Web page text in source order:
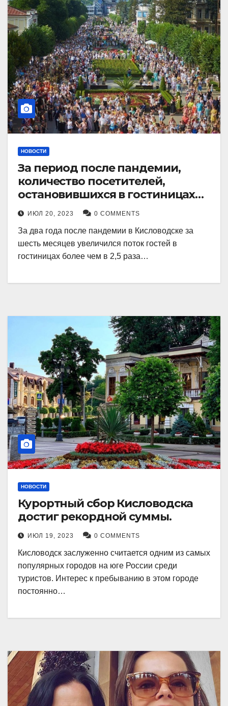
НОВОСТИ
За период после пандемии,
количество посетителей,
остановившихся в гостиницах
Кисловодска, выросло в 2,5 раза.
ИЮЛ 20, 2023 0 COMMENTS
За два года после пандемии в Кисловодске за
шесть месяцев увеличился поток гостей в
гостиницах более чем в 2,5 раза…
НОВОСТИ
Курортный сбор Кисловодска
достиг рекордной суммы.
ИЮЛ 19, 2023 0 COMMENTS
Кисловодск заслуженно считается одним из самых
популярных городов на юге России среди
туристов. Интерес к пребыванию в этом городе
постоянно…